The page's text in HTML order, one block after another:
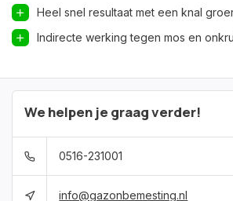
Heel snel resultaat met een knal
Indirecte werking tegen mos en
We helpen je graag verder!
0516-231001
info@gazonbemesting.nl